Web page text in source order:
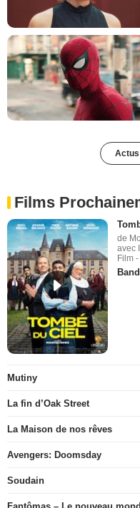
Films
de
avec
Film
Mutiny
La fin d’Oak Street
La Maison de nos rêves
Avengers: Doomsday
Soudain